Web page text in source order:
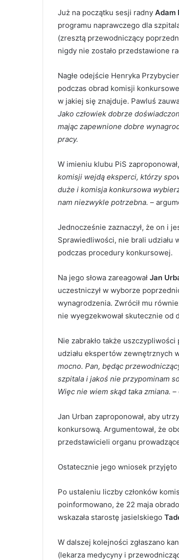
Już na początku sesji radny Adam
programu naprawczego dla
(zresztą przewodniczący
nigdy nie zostało przedstawione
Nagłe odejście Henryka
podczas obrad komisji
w jakiej się znajduje. Pawluś
Jako człowiek dobrze
mając zapewnione dobre
pracy.
W imieniu klubu PiS
komisji wejdą eksperci, którzy
duże i komisja konkursowa
nam niezwykle potrzebna. –
Jednocześnie zaznaczył, że on i
Sprawiedliwości, nie brali udziału
podczas procedury konkursowej.
Na jego słowa zareagował Jan
uczestniczył w wyborze
wynagrodzenia. Zwrócił mu
nie wyegzekwował skutecznie
Nie zabrakło także
udziału ekspertów zewnętrznych
mocno. Pan, będąc
szpitala i jakoś nie przypominam
Więc nie wiem skąd taka zmiana. –
Jan Urban zaproponował, aby
konkursową. Argumentował, że
przedstawicieli organu
Ostatecznie jego wniosek przyjęto
Po ustaleniu liczby członków
poinformowano, że 22 maja
wskazała starostę jasielskiego
W dalszej kolejności zgłaszano
(lekarza medycyny i